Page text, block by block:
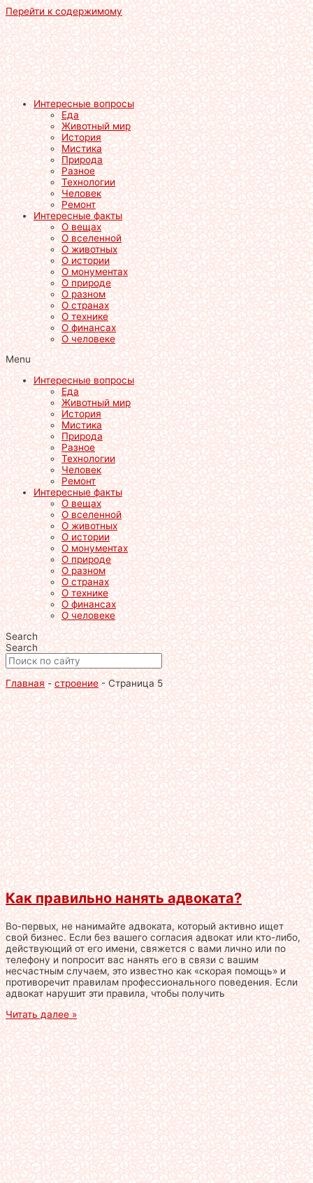
Перейти к содержимому
Интересные вопросы
Еда
Животный мир
История
Мистика
Природа
Разное
Технологии
Человек
Ремонт
Интересные факты
О вещах
О вселенной
О животных
О истории
О монументах
О природе
О разном
О странах
О технике
О финансах
О человеке
Menu
Интересные вопросы
Еда
Животный мир
История
Мистика
Природа
Разное
Технологии
Человек
Ремонт
Интересные факты
О вещах
О вселенной
О животных
О истории
О монументах
О природе
О разном
О странах
О технике
О финансах
О человеке
Search
Search
Главная-строение-Страница 5
Как правильно нанять адвоката?
Во-первых, не нанимайте адвоката, который активно ищет
свой бизнес. Если без вашего согласия адвокат или кто-либо,
действующий от его имени, свяжется с вами лично или по
телефону и попросит вас нанять его в связи с вашим
несчастным случаем, это известно как «скорая помощь» и
противоречит правилам профессионального поведения. Если
адвокат нарушит эти правила, чтобы получить
Читать далее »